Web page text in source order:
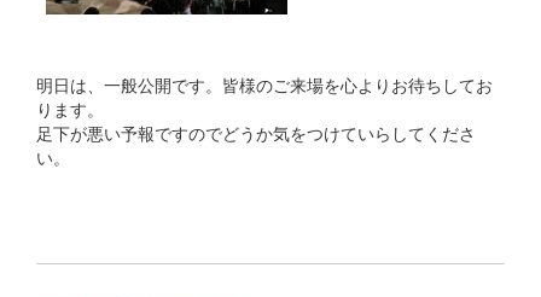
明日は、一般公開です。皆様のご来場を心よりお待ちしてお
ります。
足下が悪い予報ですのでどうか気をつけていらしてくださ
い。